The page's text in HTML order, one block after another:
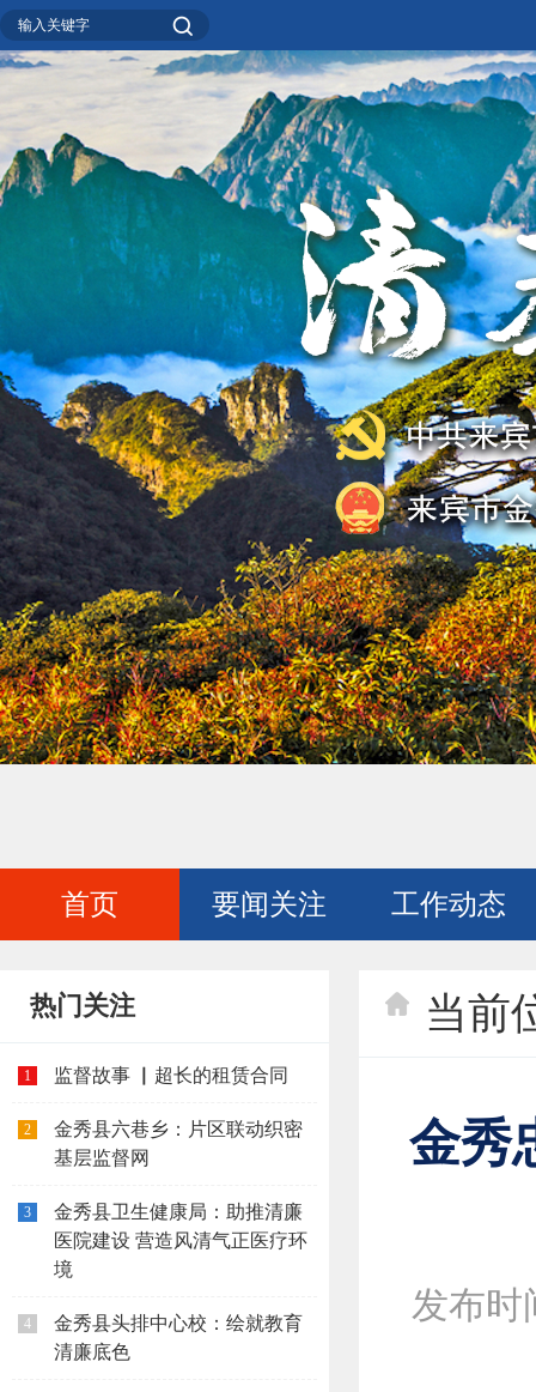
首页 要闻关注 工作动态
热门关注
1 监督故事 ▏超长的租赁合同
2
金秀县六巷乡：片区联动织密
基层监督网
3
金秀县卫生健康局：助推清廉
医院建设 营造风清气正医疗环
境
4
金秀县头排中心校：绘就教育
清廉底色
当前
金秀
发布时